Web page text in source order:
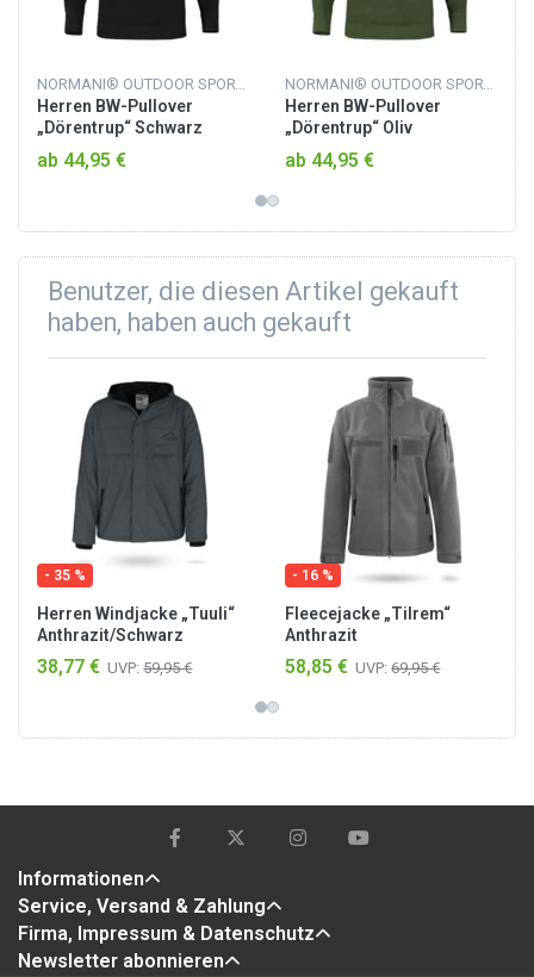
NORMANI® OUTDOOR SPORTS
Herren BW-Pullover
„Dörentrup“ Schwarz
ab 44,95 €
NORMANI® OUTDOOR SPORTS
Herren BW-Pullover
„Dörentrup“ Oliv
ab 44,95 €
Benutzer, die diesen Artikel gekauft
haben, haben auch gekauft
- 35 %
Herren Windjacke „Tuuli“
Anthrazit/Schwarz
38,77 € UVP: 59,95 €
- 16 %
Fleecejacke „Tilrem“
Anthrazit
58,85 € UVP: 69,95 €
Informationen
Service, Versand & Zahlung
Firma, Impressum & Datenschutz
Newsletter abonnieren